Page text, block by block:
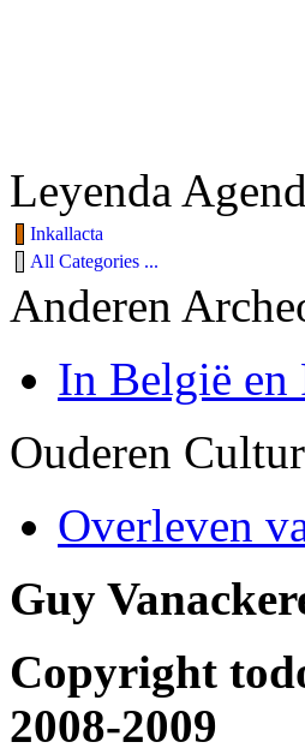
Leyenda
Inkallacta
All Categories ...
Anderen
In België
Ouderen
Overleven
Guy
Copyright
2008-2009